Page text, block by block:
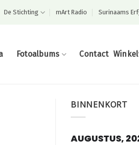
De Stichting mArt Radio Surinaams
Fotoalbums Contact
BINNENKORT
AUGUSTUS,